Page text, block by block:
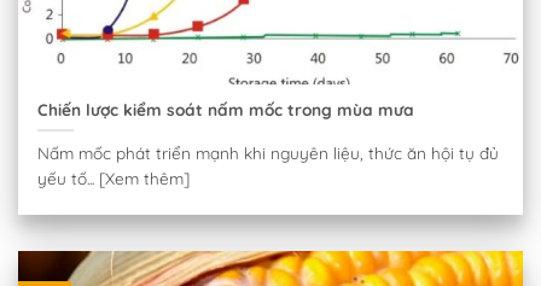
Chiến lược kiểm soát nấm mốc trong mùa mưa
Nấm mốc phát triển mạnh khi nguyên liệu, thức ăn hội tụ đủ
yếu tố... [Xem thêm]